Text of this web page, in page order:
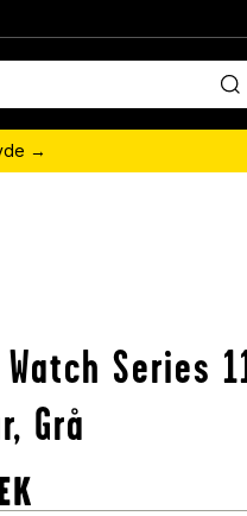
→
Series
Grå